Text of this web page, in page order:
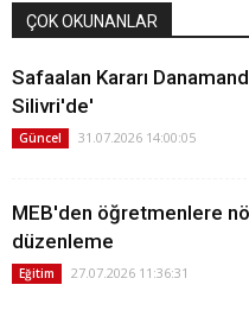
ÇOK OKUNANLAR
Safaalan Kararı
Silivri'de'
Güncel 31.07.2026 14:00:05
MEB'den öğretmenlere
düzenleme
Eğitim 27.07.2026 11:36:31